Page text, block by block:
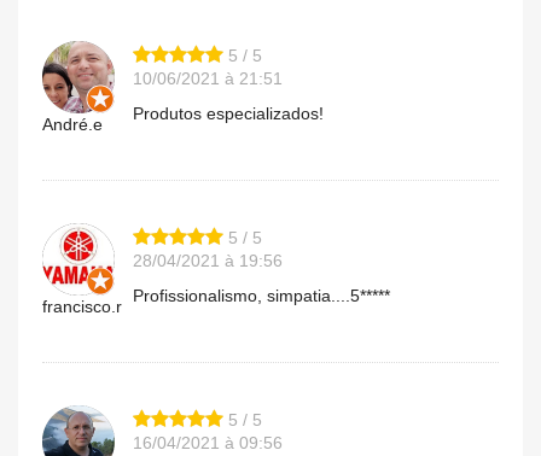
André.e
5 / 5
10/06/2021 à 21:51
Produtos especializados!
francisco.r
5 / 5
28/04/2021 à 19:56
Profissionalismo, simpatia....5*****
5 / 5
16/04/2021 à 09:56